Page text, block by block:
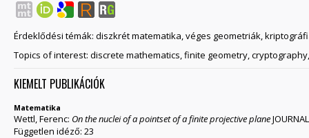
Érdeklődési témák: diszkrét matematika, véges geometriák,
Topics of interest: discrete mathematics, finite geometry, cryptography,
KIEMELT PUBLIKÁCIÓK
Matematika
Wettl, Ferenc: On the nuclei of a pointset of a finite projective plane
Független idéző: 23